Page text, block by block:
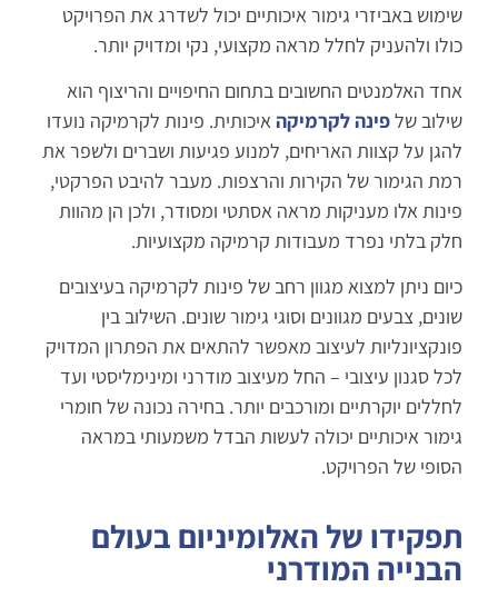
שימוש באביזרי גימור איכותיים יכול לשדרג את הפרויקט
כולו ולהעניק לחלל מראה מקצועי, נקי ומדויק יותר.
אחד האלמנטים החשובים בתחום החיפויים והריצוף הוא
שילוב שלפינה לקרמיקהאיכותית. פינות לקרמיקה נועדו
להגן על קצוות האריחים, למנוע פגיעות ושברים ולשפר את
רמת הגימור של הקירות והרצפות. מעבר להיבט הפרקטי,
פינות אלו מעניקות מראה אסתטי ומסודר, ולכן הן מהוות
חלק בלתי נפרד מעבודות קרמיקה מקצועיות.
כיום ניתן למצוא מגוון רחב של פינות לקרמיקה בעיצובים
שונים, צבעים מגוונים וסוגי גימור שונים. השילוב בין
פונקציונליות לעיצוב מאפשר להתאים את הפתרון המדויק
לכל סגנון עיצובי – החל מעיצוב מודרני ומינימליסטי ועד
לחללים יוקרתיים ומורכבים יותר. בחירה נכונה של חומרי
גימור איכותיים יכולה לעשות הבדל משמעותי במראה
הסופי של הפרויקט.
תפקידו של האלומיניום בעולם
הבנייה המודרני